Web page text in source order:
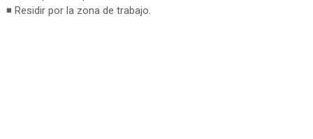
◾ Residir por la zona de trabajo.